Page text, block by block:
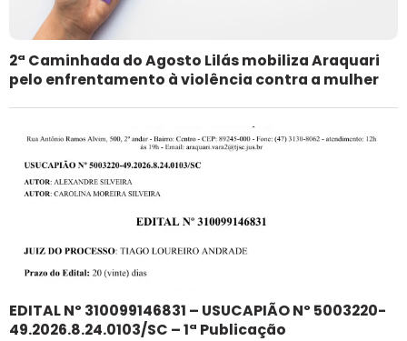
2ª Caminhada do Agosto Lilás mobiliza Araquari
pelo enfrentamento à violência contra a mulher
EDITAL Nº 310099146831 – USUCAPIÃO Nº 5003220-
49.2026.8.24.0103/SC – 1ª Publicação